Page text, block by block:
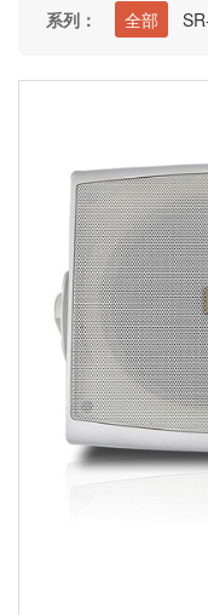
系列： 全部